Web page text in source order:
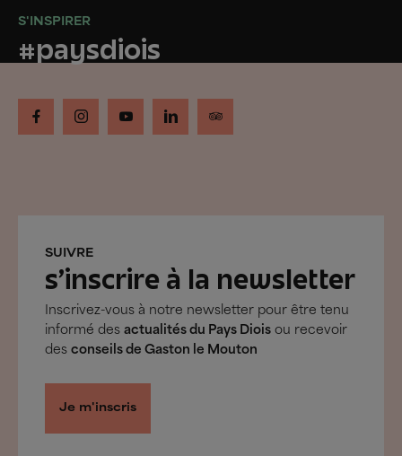
S'INSPIRER
#paysdiois
SUIVRE
s’inscrire à la newsletter
Inscrivez-vous à notre newsletter pour être tenu
informé des actualités du Pays Diois ou recevoir
des conseils de Gaston le Mouton
Je m'inscris